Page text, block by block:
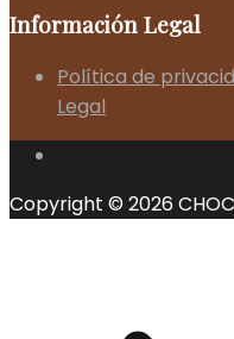
Información Legal
Política de
Legal
Copyright © 2026